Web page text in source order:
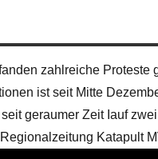
zahlreiche
ist seit Mitte
geraumer Zeit Iauf
Katapult
BSW-Kandidat Nils Jörn